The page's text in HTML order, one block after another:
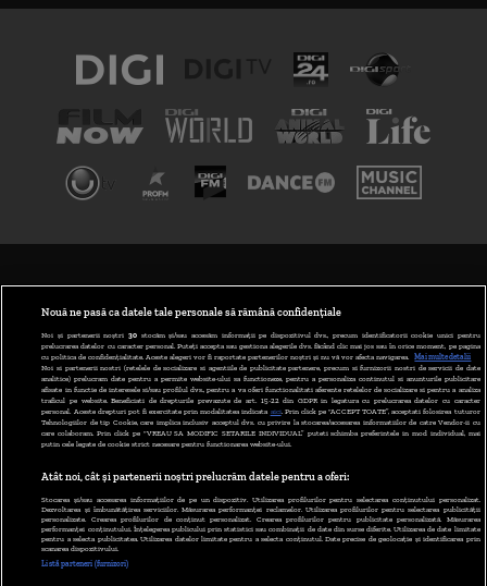
ABONARE DIGI TV
GESTIONAȚI PREFERINȚELE
CODUL DIGI24
CAMERE WEB
CONTACT/INFO
Nouă ne pasă ca datele tale personale să rămână confidențiale
Noi și partenerii noștri 30stocăm și/sau accesăm informații pe dispozitivul dvs., precum identificatorii cookie unici pentru
prelucrarea datelor cu caracter personal. Puteți accepta sau gestiona alegerile dvs. făcând clic mai jos sau în orice moment, pe pagina
cu politica de confidențialitate. Aceste alegeri vor fi raportate partenerilor noștri și nu vă vor afecta navigarea.
Mai multe detalii
Noi si partenerii nostri (retelele de socializare si agentiile de publicitate partenere, precum si furnizorii nostri de servicii de date
analitice) prelucram date pentru a permite website-ului sa functioneze, pentru a personaliza continutul si anunturile publicitare
afisate in functie de interesele si/sau profilul dvs., pentru a va oferi functionalitati aferente retelelor de socializare si pentru a analiza
traficul pe website. Beneficiati de drepturile prevazute de art. 15-22 din GDPR in legatura cu prelucrarea datelor cu caracter
personal. Aceste drepturi pot fi exercitate prin modalitatea indicata aici. Prin click pe “ACCEPT TOATE”, acceptati folosirea tuturor
Tehnologiilor de tip Cookie, care implica inclusiv acceptul dvs. cu privire la stocarea/accesarea informatiilor de catre Vendor-ii cu
care colaboram. Prin click pe “VREAU SA MODIFIC SETARILE INDIVIDUAL” puteti schimba preferintele in mod individual, mai
putin cele legate de cookie strict necesare pentru functionarea website-ului.
Atât noi, cât și partenerii noștri prelucrăm datele pentru a oferi:
Stocarea și/sau accesarea informațiilor de pe un dispozitiv. Utilizarea profilurilor pentru selectarea conținutului personalizat.
Dezvoltarea și îmbunătățirea serviciilor. Măsurarea performanței reclamelor. Utilizarea profilurilor pentru selectarea publicității
personalizate. Crearea profilurilor de conținut personalizat. Crearea profilurilor pentru publicitate personalizată. Măsurarea
performanței conținutului. Înțelegerea publicului prin statistici sau combinații de date din surse diferite. Utilizarea de date limitate
pentru a selecta publicitatea. Utilizarea datelor limitate pentru a selecta conținutul. Date precise de geolocație și identificarea prin
scanarea dispozitivului.
Listă parteneri (furnizori)